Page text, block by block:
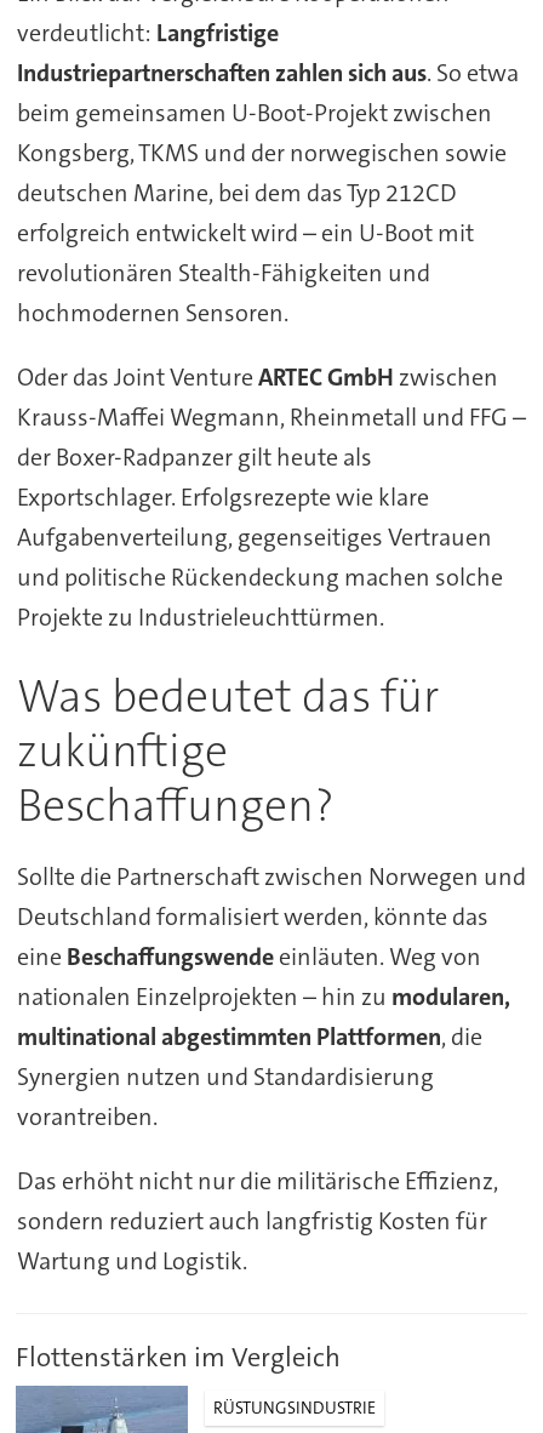
verdeutlicht: Langfristige
Industriepartnerschaften zahlen sich aus. So etwa
beim gemeinsamen U-Boot-Projekt zwischen
Kongsberg, TKMS und der norwegischen sowie
deutschen Marine, bei dem das Typ 212CD
erfolgreich entwickelt wird – ein U-Boot mit
revolutionären Stealth-Fähigkeiten und
hochmodernen Sensoren.
Oder das Joint VentureARTEC GmbH zwischen
Krauss-Maffei Wegmann, Rheinmetall und FFG –
der Boxer-Radpanzer gilt heute als
Exportschlager. Erfolgsrezepte wie klare
Aufgabenverteilung, gegenseitiges Vertrauen
und politische Rückendeckung machen solche
Projekte zu Industrieleuchttürmen.
Was bedeutet das für
zukünftige
Beschaffungen?
Sollte die Partnerschaft zwischen Norwegen und
Deutschland formalisiert werden, könnte das
eine Beschaffungswendeeinläuten. Weg von
nationalen Einzelprojekten – hin zu modularen,
multinational abgestimmten Plattformen, die
Synergien nutzen und Standardisierung
vorantreiben.
Das erhöht nicht nur die militärische Effizienz,
sondern reduziert auch langfristig Kosten für
Wartung und Logistik.
Flottenstärken im Vergleich
RÜSTUNGSINDUSTRIE